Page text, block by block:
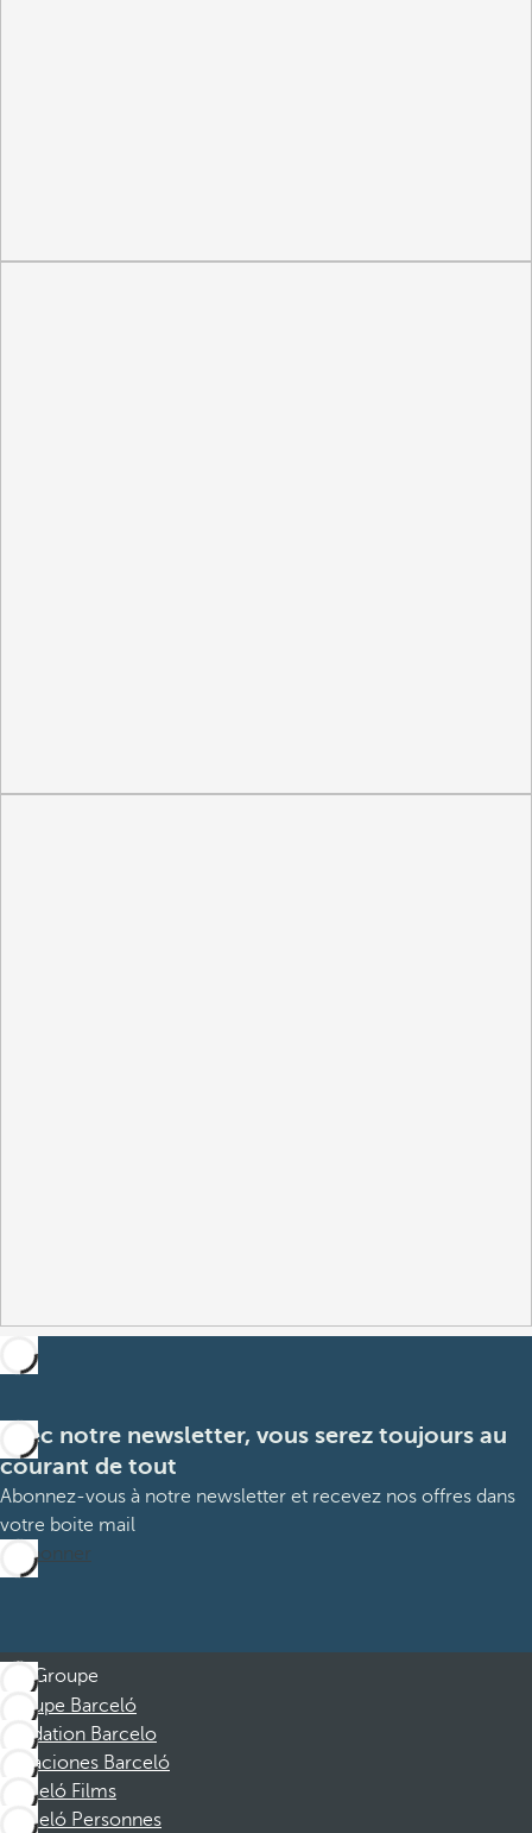
Avec notre newsletter, vous serez toujours au
courant de tout
Abonnez-vous à notre newsletter et recevez nos offres dans
votre boite mail
M’abonner
Groupe
Groupe Barceló
Fondation Barcelo
Vacaciones Barceló
Barceló Films
Barceló Personnes